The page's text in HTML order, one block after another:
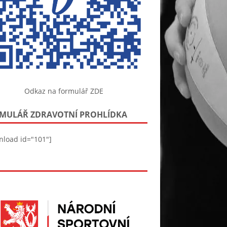
Odkaz na formulář ZDE
ZDRAVOTNÍ PROHLÍDKA
id="101"]